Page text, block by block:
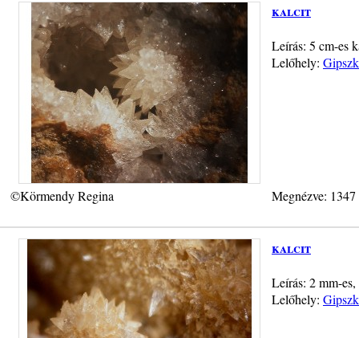
kalcit
Leírás: 5 cm-es
Lelőhely:
©Körmendy Regina Megnézve:
kalcit
Leírás: 2 mm-
Lelőhely: